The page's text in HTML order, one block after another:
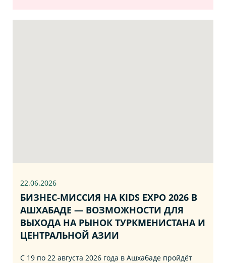
22.06.2026
БИЗНЕС‑МИССИЯ НА KIDS EXPO 2026 В
АШХАБАДЕ — ВОЗМОЖНОСТИ ДЛЯ
ВЫХОДА НА РЫНОК ТУРКМЕНИСТАНА И
ЦЕНТРАЛЬНОЙ АЗИИ
С 19 по 22 августа 2026 года в Ашхабаде пройдёт